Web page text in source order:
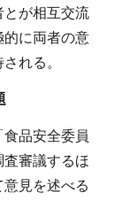
とが相互交流
的に両者の意
れる。
品安全委員
審議するほ
見を述べる